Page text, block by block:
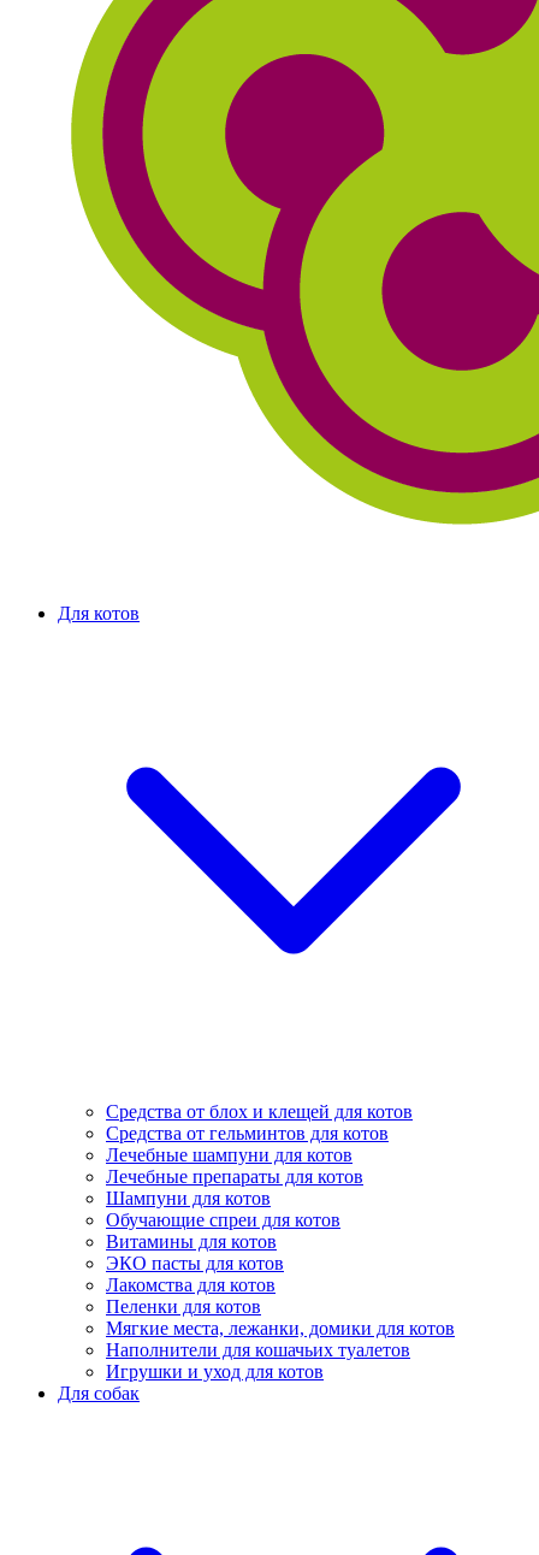
Для котов
Средства от блох и клещей для котов
Средства от гельминтов для котов
Лечебные шампуни для котов
Лечебные препараты для котов
Шампуни для котов
Обучающие спреи для котов
Витамины для котов
ЭКО пасты для котов
Лакомства для котов
Пеленки для котов
Мягкие места, лежанки, домики для котов
Наполнители для кошачьих туалетов
Игрушки и уход для котов
Для собак